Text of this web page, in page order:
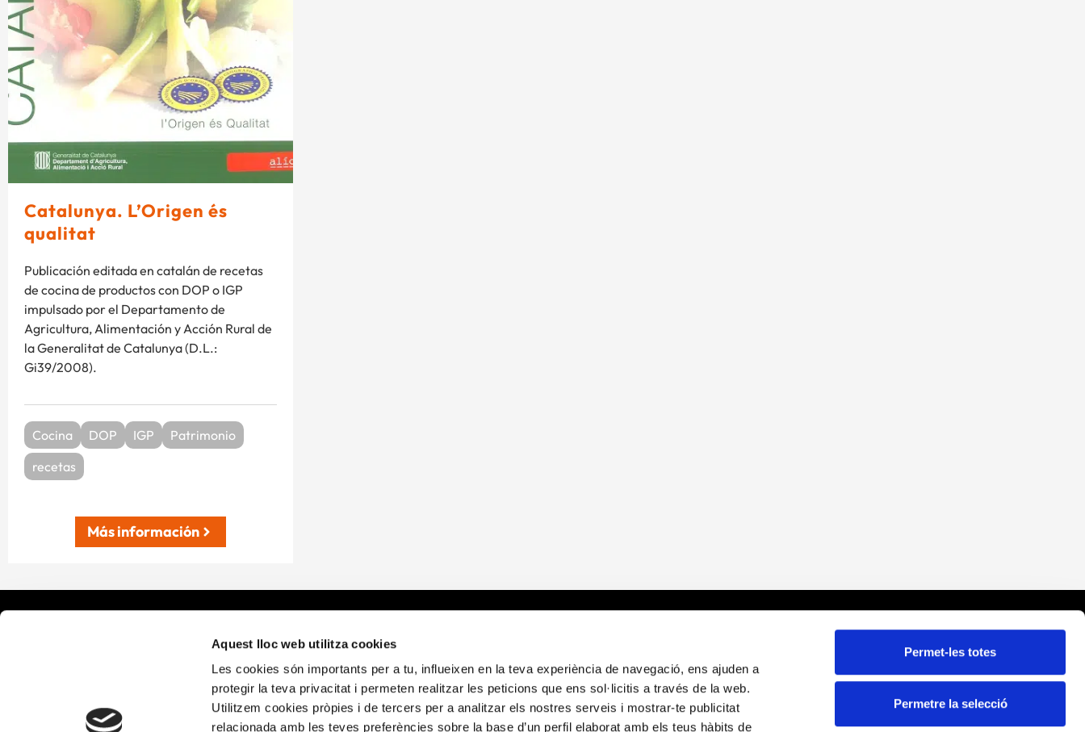
Aquest lloc web utilitza cookies
Les cookies són importants per a tu, influeixen en la teva experiència de navegació, ens ajuden a
protegir la teva privacitat i permeten realitzar les peticions que ens sol·licitis a través de la web.
Utilitzem cookies pròpies i de tercers per a analitzar els nostres serveis i mostrar-te publicitat
relacionada amb les teves preferències sobre la base d’un perfil elaborat amb els teus hàbits de
Permet-les totes
Permetre la selecció
Catalunya. L’Origen és
qualitat
Publicación editada en catalán de recetas
de cocina de productos con DOP o IGP
impulsado por el Departamento de
Agricultura, Alimentación y Acción Rural de
la Generalitat de Catalunya (D.L.:
Gi39/2008).
Cocina DOP IGP
Patrimonio
recetas
Más información
¿Qué hacemos?
Alícia Salud
Alícia Territorio
Quienes somos
Publicaciones
Noticias
Aviso legal
Política de cookies
Política de privacidad